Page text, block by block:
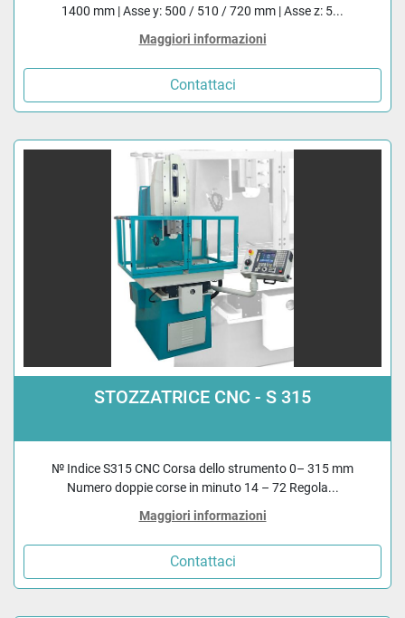
1400 mm | Asse y: 500 / 510 / 720 mm | Asse z: 5...
Maggiori informazioni
Contattaci
STOZZATRICE CNC - S 315
№ Indice S315 CNC Corsa dello strumento 0– 315 mm
Numero doppie corse in minuto 14 – 72 Regola...
Maggiori informazioni
Contattaci